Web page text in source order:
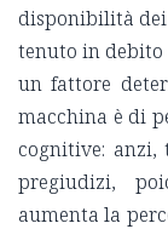
disponibilità
tenuto in debito
un fattore
macchina è di
cognitive: anzi,
pregiudizi,
aumenta la